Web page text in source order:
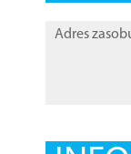
Adres